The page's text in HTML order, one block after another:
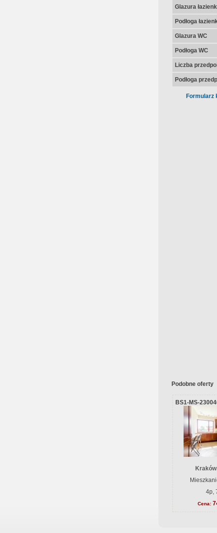
Glazura
Podłoga
Glazura WC
Podłoga WC
Liczba
Podłoga
Formularz
Podobne oferty
BS1-MS-
4p,
Cena: